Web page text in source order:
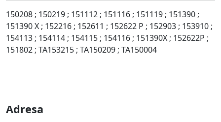
150208 ; 150219 ; 151112 ; 151116 ; 151119 ; 151390 ;
151390 X ; 152216 ; 152611 ; 152622 P ; 152903 ; 153910 ;
154113 ; 154114 ; 154115 ; 154116 ; 151390X ; 152622P ;
151802 ; TA153215 ; TA150209 ; TA150004
Adresa